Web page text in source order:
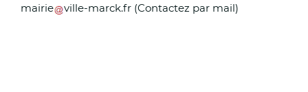
mairie ville-marck.fr (Contactez par mail)